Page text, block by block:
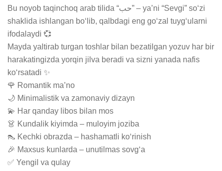
Bu noyob taqinchoq arab tilida “حب” – ya’ni “Sevgi” so‘zi
shaklida ishlangan bo‘lib, qalbdagi eng go‘zal tuyg‘ularni
ifodalaydi 💞
Mayda yaltirab turgan toshlar bilan bezatilgan yozuv har bir
harakatingizda yorqin jilva beradi va sizni yanada nafis
ko‘rsatadi ✨
🌹 Romantik ma’no
🌙 Minimalistik va zamonaviy dizayn
💫 Har qanday libos bilan mos
👗 Kundalik kiyimda – muloyim joziba
👠 Kechki obrazda – hashamatli ko‘rinish
🎉 Maxsus kunlarda – unutilmas sovg‘a
✅ Yengil va qulay